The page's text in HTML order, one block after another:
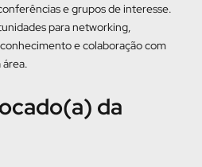
e grupos de interesse.
para networking,
e colaboração com
da